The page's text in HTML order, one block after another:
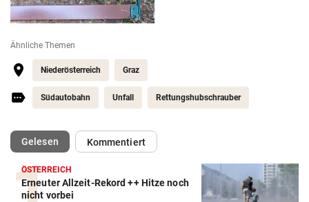
Ähnliche Themen
Niederösterreich Graz
Südautobahn Unfall Rettungshubschrauber
Gelesen(ausgewählt)Kommentiert
ÖSTERREICH
Erneuter Allzeit-Rekord ++ Hitze noch
nicht vorbei